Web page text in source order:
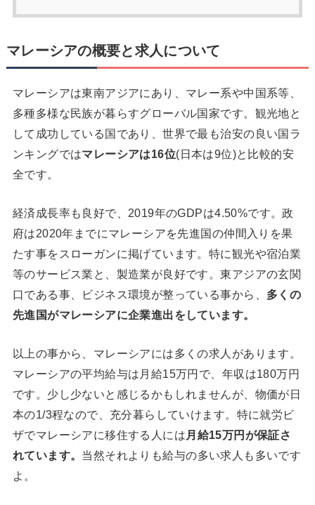
マレーシアの概要と求人について
マレーシアは東南アジアにあり、マレー系や中国系等、
多種多様な民族が暮らすグローバル国家です。観光地と
して成功している国であり、世界で最も治安の良い国ラ
ンキングではマレーシアは16位(日本は9位)と比較的安
全です。
経済成長率も良好で、2019年のGDPは4.50%です。政
府は2020年までにマレーシアを先進国の仲間入りを果
たす事をスローガンに掲げています。特に観光や宿泊業
等のサービス業と、製造業が良好です。東アジアの玄関
口である事、ビジネス環境が整っている事から、 多くの
先進国がマレーシアに企業進出をしています。
以上の事から、マレーシアには多くの求人があります。
マレーシアの平均給与は月給15万円で、年収は180万円
です。少し少ないと感じるかもしれませんが、物価が日
本の1/3程なので、充分暮らしていけます。特に就労ビ
ザでマレーシアに移住する人には 月給15万円が保証さ
れています。 当然それよりも給与の多い求人も多いです
よ。